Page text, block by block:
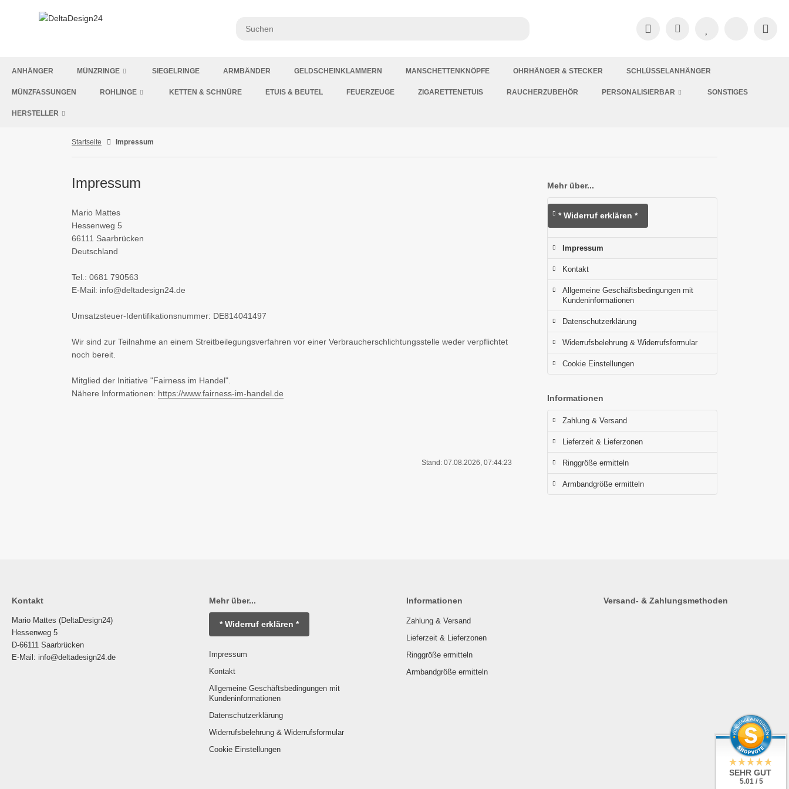
ANHÄNGER MÜNZRINGE SIEGELRINGE ARMBÄNDER GELDSCHEINKLAMMERN MANSCHETTENKNÖPFE OHRHÄNGER & STECKER SCHLÜSSELANHÄNGER
MÜNZFASSUNGEN ROHLINGE KETTEN & SCHNÜRE ETUIS & BEUTEL FEUERZEUGE ZIGARETTENETUIS RAUCHERZUBEHÖR PERSONALISIERBAR SONSTIGES
HERSTELLER
Startseite Impressum
Impressum
Mario Mattes
Hessenweg 5
66111 Saarbrücken
Deutschland
Tel.: 0681 790563
E-Mail: info@deltadesign24.de
Umsatzsteuer-Identifikationsnummer: DE814041497
Wir sind zur Teilnahme an einem Streitbeilegungsverfahren vor einer Verbraucherschlichtungsstelle weder verpflichtet
noch bereit.
Mitglied der Initiative "Fairness im Handel".
Nähere Informationen: https://www.fairness-im-handel.de
Stand: 07.08.2026, 07:44:23
Mehr über...
* Widerruf erklären *
Impressum
Kontakt
Allgemeine Geschäftsbedingungen mit
Kundeninformationen
Datenschutzerklärung
Widerrufsbelehrung & Widerrufsformular
Cookie Einstellungen
Informationen
Zahlung & Versand
Lieferzeit & Lieferzonen
Ringgröße ermitteln
Armbandgröße ermitteln
Kontakt
Mario Mattes (DeltaDesign24)
Hessenweg 5
D-66111 Saarbrücken
E-Mail: info@deltadesign24.de
Mehr über...
* Widerruf erklären *
Impressum
Kontakt
Allgemeine Geschäftsbedingungen mit
Kundeninformationen
Datenschutzerklärung
Widerrufsbelehrung & Widerrufsformular
Cookie Einstellungen
Informationen
Zahlung & Versand
Lieferzeit & Lieferzonen
Ringgröße ermitteln
Armbandgröße ermitteln
Versand- & Zahlungsmethoden
SEHR GUT
5.01 / 5